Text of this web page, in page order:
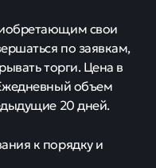
свои
по заявкам,
торги. Цена в
объем
20 дней.
к порядку и